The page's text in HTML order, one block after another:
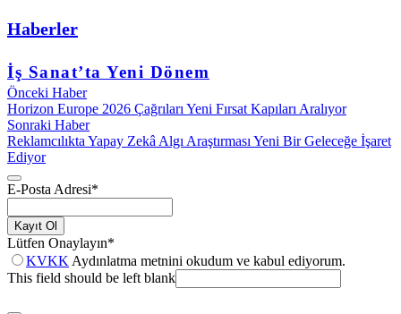
Haberler
İş Sanat’ta Yeni Dönem
Önceki Haber
Horizon Europe 2026 Çağrıları Yeni Fırsat Kapıları Aralıyor
Sonraki Haber
Reklamcılıkta Yapay Zekâ Algı Araştırması Yeni Bir Geleceğe İşaret
Ediyor
E-Posta Adresi*
Kayıt Ol
Lütfen Onaylayın*
KVKK Aydınlatma metnini okudum ve kabul ediyorum.
This field should be left blank